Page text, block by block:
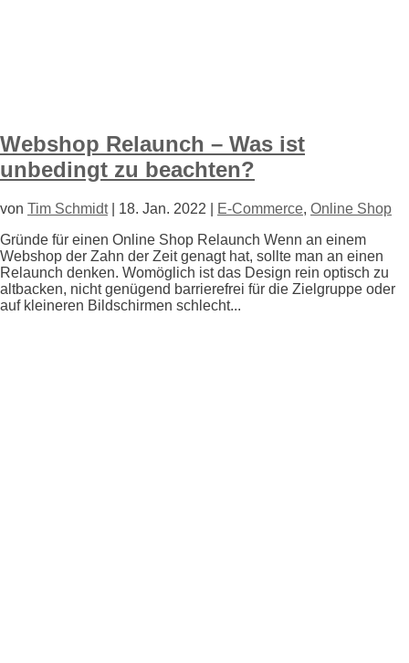
Webshop Relaunch – Was ist
unbedingt zu beachten?
von Tim Schmidt| 18. Jan. 2022 E-Commerce, Online Shop
Gründe für einen Online Shop Relaunch Wenn an einem
Webshop der Zahn der Zeit genagt hat, sollte man an einen
Relaunch denken. Womöglich ist das Design rein optisch zu
altbacken, nicht genügend barrierefrei für die Zielgruppe oder
auf kleineren Bildschirmen schlecht...